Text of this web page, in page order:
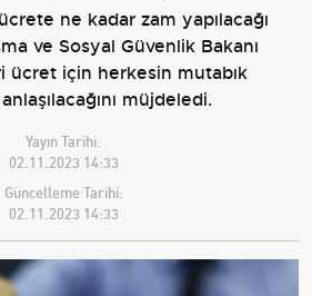
ne kadar zam yapılacağı
ve Sosyal Güvenlik Bakanı
ücret için herkesin mutabık
müjdeledi.
Yayın Tarihi:
02.11.2023 14:33
Güncelleme Tarihi:
02.11.2023 14:33